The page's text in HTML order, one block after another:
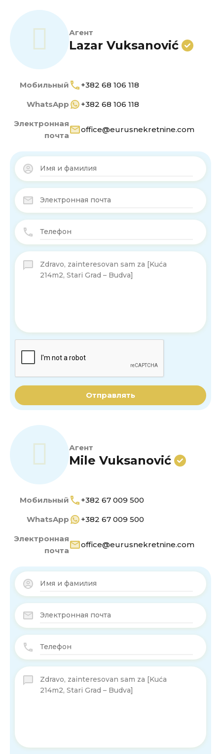
Агент
Lazar Vuksanović
Мобильный +382 68 106 118
WhatsApp +382 68 106 118
Электронная
почта
office@eurusnekretnine.com
Отправлять
Агент
Mile Vuksanović
Мобильный +382 67 009 500
WhatsApp +382 67 009 500
Электронная
почта
office@eurusnekretnine.com